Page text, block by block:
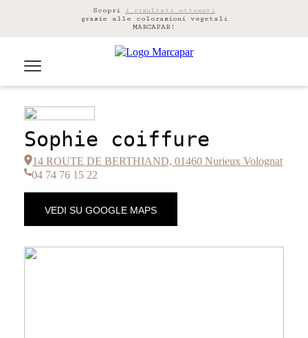
Scopri i risultati ottenuti
grazie alle colorazioni vegetali
MARCAPAR!
Sophie coiffure
14 ROUTE DE BERTHIAND, 01460 Nurieux Volognat
04 74 76 15 22
VEDI SU GOOGLE MAPS